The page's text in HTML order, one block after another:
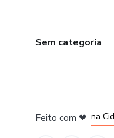
Sem categoria
Feito com ❤
em
na